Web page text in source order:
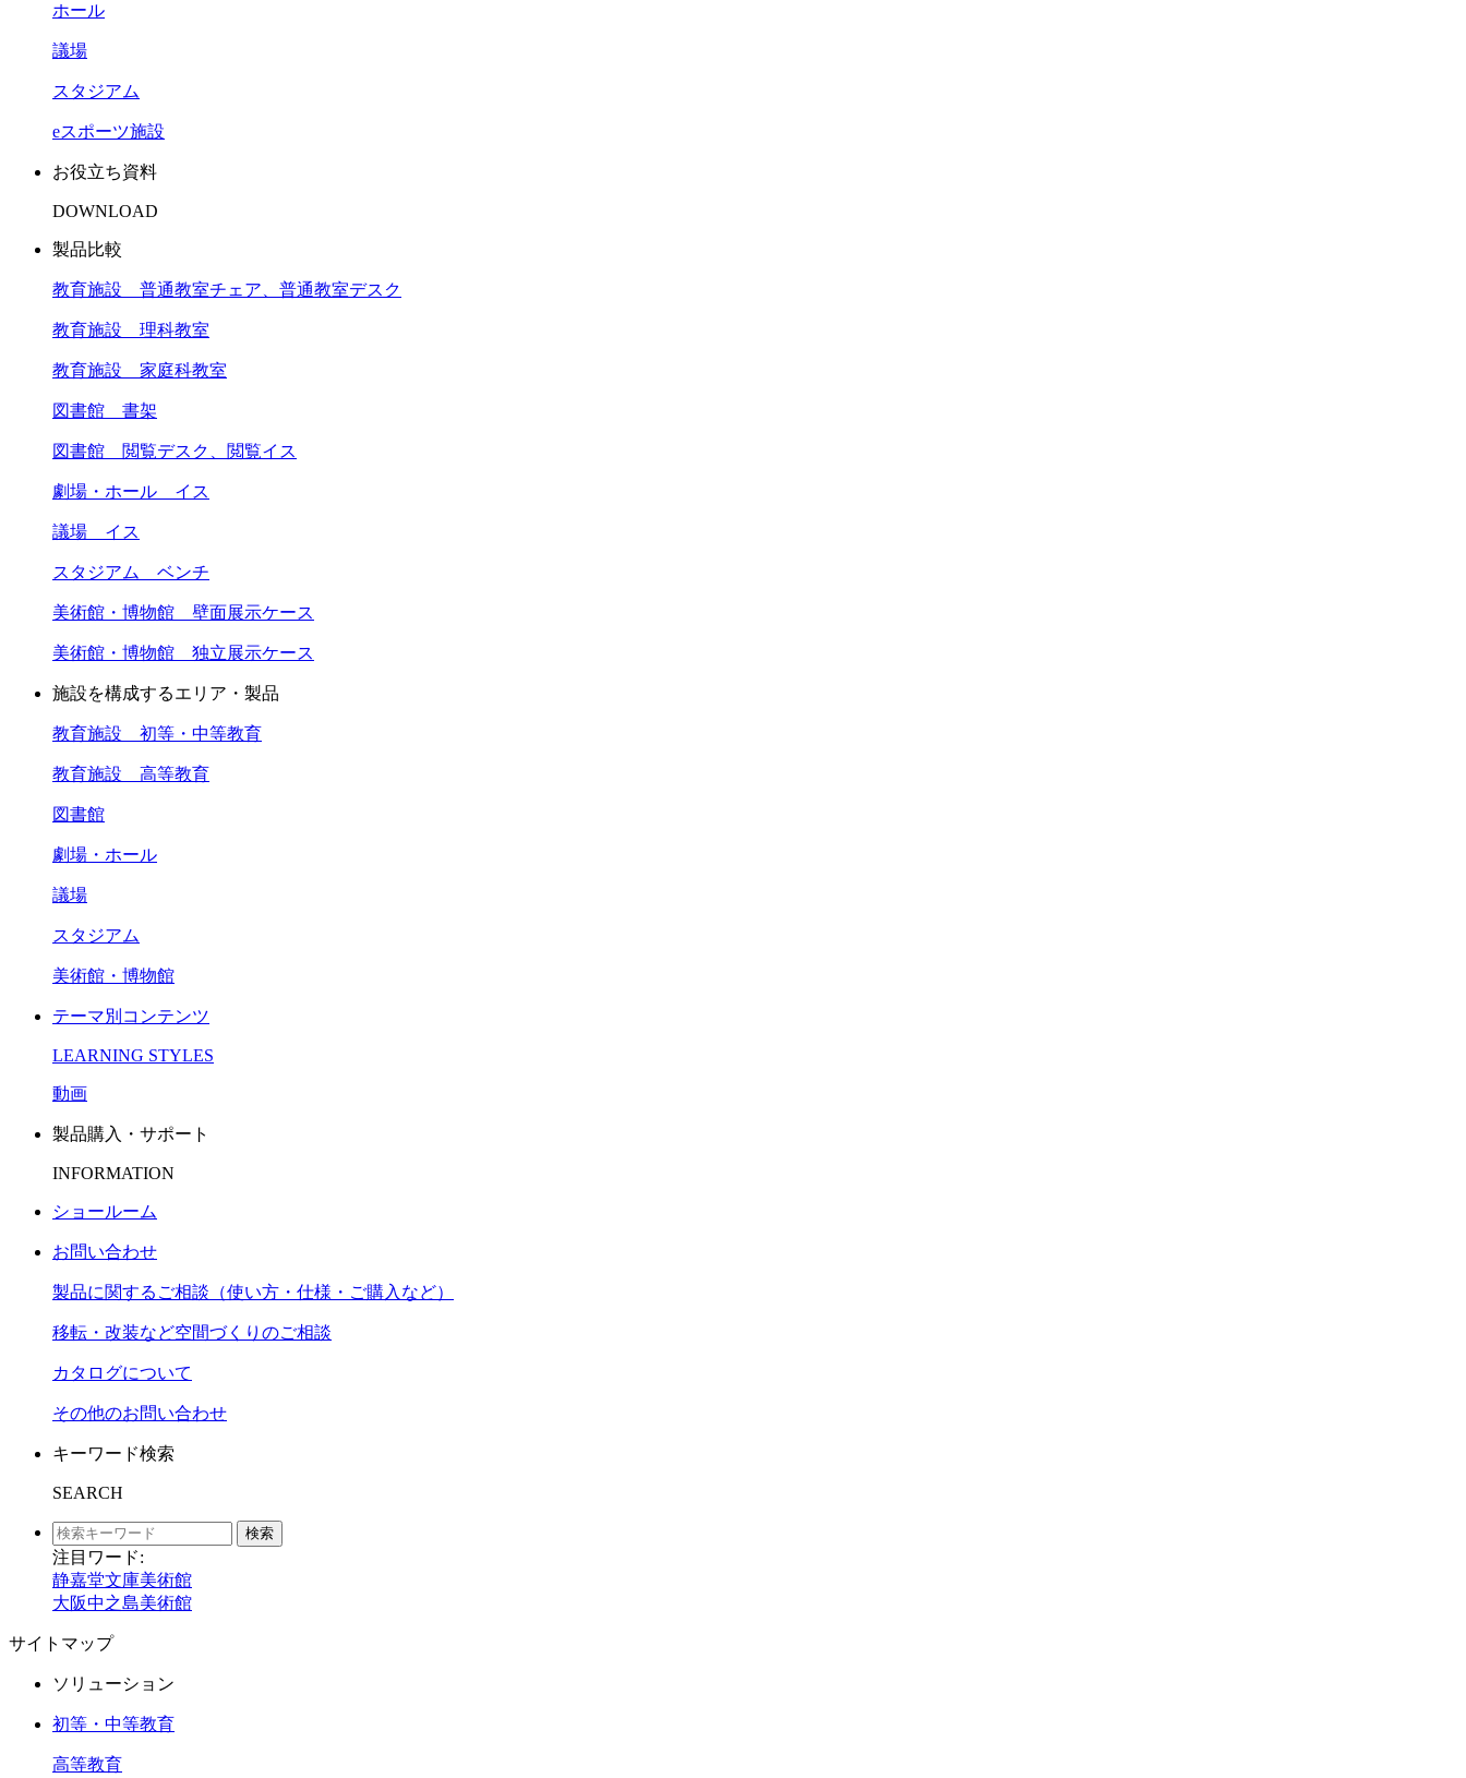
ホール
議場
スタジアム
eスポーツ施設
お役立ち資料
DOWNLOAD
製品比較
教育施設 普通教室チェア、普通教室デスク
教育施設 理科教室
教育施設 家庭科教室
図書館 書架
図書館 閲覧デスク、閲覧イス
劇場・ホール イス
議場 イス
スタジアム ベンチ
美術館・博物館 壁面展示ケース
美術館・博物館 独立展示ケース
施設を構成するエリア・製品
教育施設 初等・中等教育
教育施設 高等教育
図書館
劇場・ホール
議場
スタジアム
美術館・博物館
テーマ別コンテンツ
LEARNING STYLES
動画
製品購入・サポート
INFORMATION
ショールーム
お問い合わせ
製品に関するご相談（使い方・仕様・ご購入など）
移転・改装など空間づくりのご相談
カタログについて
その他のお問い合わせ
キーワード検索
SEARCH
検索
注目ワード:
静嘉堂文庫美術館
大阪中之島美術館
サイトマップ
ソリューション
初等・中等教育
高等教育